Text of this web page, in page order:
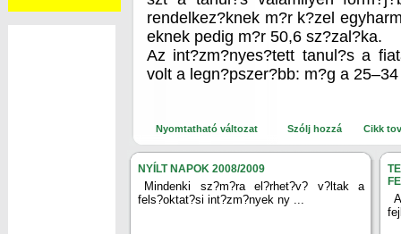
rendelkez?knek m?r k?zel
eknek pedig m?r 50,6 sz?zal?ka.
Az int?zm?nyes?tett tanul?s a
volt a legn?pszer?bb: m?g a
Nyomtatható változat Szólj hozzá Cikk
NYÍLT NAPOK 2008/2009
Mindenki sz?m?ra el?rhet?v? v?ltak a
fels?oktat?si int?zm?nyek ny ...